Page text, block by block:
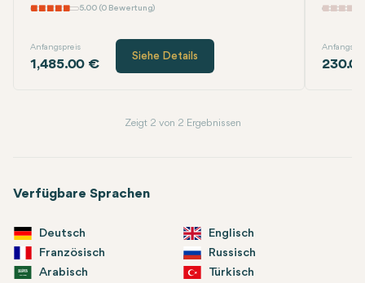
5.00 (0 Bewertung)
Anfangspreis
1,485.00 €
Siehe Details
Zeigt 2 von 2 Ergebnissen
Verfügbare Sprachen
Deutsch
Englisch
Französisch
Russisch
Arabisch
Türkisch